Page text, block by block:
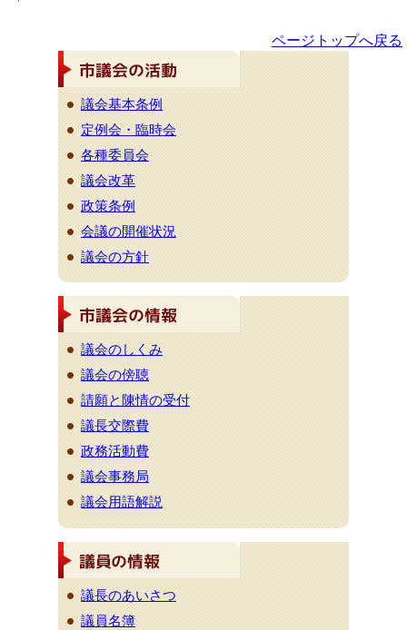
ページトップへ戻る
議会基本条例
定例会・臨時会
各種委員会
議会改革
政策条例
会議の開催状況
議会の方針
議会のしくみ
議会の傍聴
請願と陳情の受付
議長交際費
政務活動費
議会事務局
議会用語解説
議長のあいさつ
議員名簿